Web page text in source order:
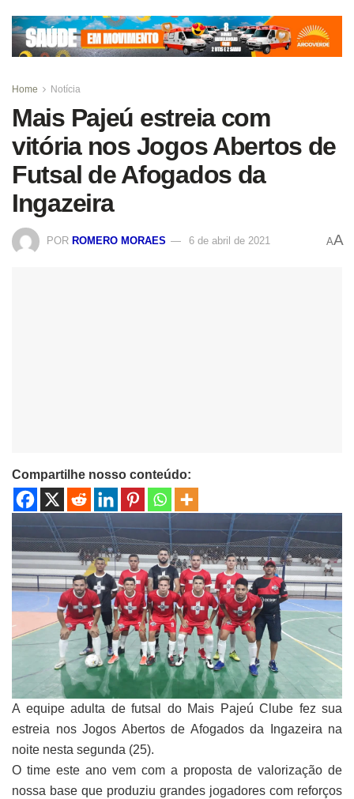
Home Notícia
Mais Pajeú estreia com
vitória nos Jogos Abertos de
Futsal de Afogados da
Ingazeira
POR ROMERO MORAES 6 de abril de 2021 AA
Compartilhe nosso conteúdo:
A equipe adulta de futsal do Mais Pajeú Clube fez sua
estreia nos Jogos Abertos de Afogados da Ingazeira na
noite nesta segunda (25).
O time este ano vem com a proposta de valorização de
nossa base que produziu grandes jogadores com reforços